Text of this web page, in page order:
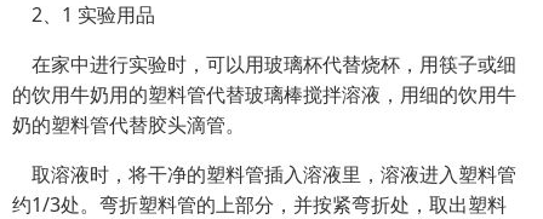
2、1 实验用品
在家中进行实验时，可以用玻璃杯代替烧杯，用筷子或细
的饮用牛奶用的塑料管代替玻璃棒搅拌溶液，用细的饮用牛
奶的塑料管代替胶头滴管。
取溶液时，将干净的塑料管插入溶液里，溶液进入塑料管
约1/3处。弯折塑料管的上部分，并按紧弯折处，取出塑料